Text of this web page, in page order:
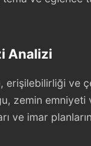
Analizi
erişilebilirliği ve
zemin emniyeti
ve imar